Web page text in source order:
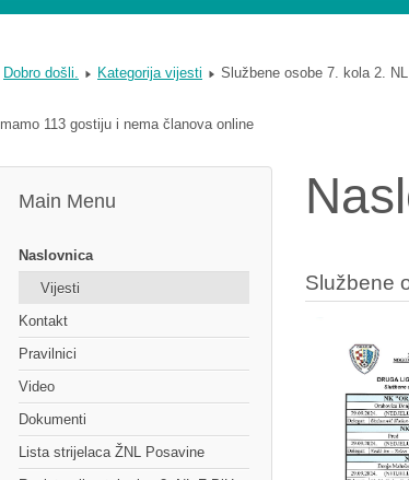
Dobro došli. Kategorija vijesti Službene osobe 7. kola 2.
Imamo 113 gostiju i nema članova online
Main Menu
Naslovnica
Vijesti
Kontakt
Pravilnici
Video
Dokumenti
Lista strijelaca ŽNL Posavine
Službene